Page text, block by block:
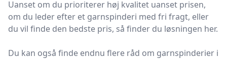
Uanset om du prioriterer høj kvalitet uanset prisen,
om du leder efter et garnspinderi med fri fragt, eller
du vil finde den bedste pris, så finder du løsningen her.
Du kan også finde endnu flere råd om garnspinderier i